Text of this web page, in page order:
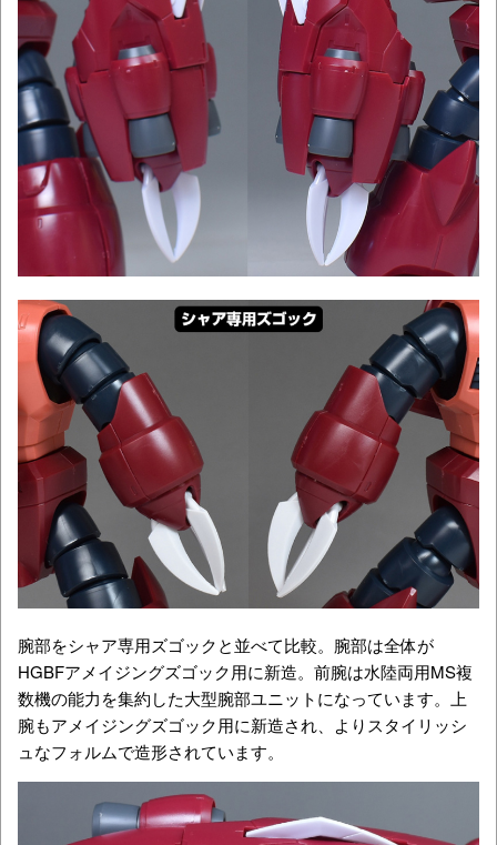
腕部をシャア専用ズゴックと並べて比較。 腕部は全体が
HGBFアメイジングズゴック用に新造。前腕は水陸両用MS複
数機の能力を集約した大型腕部ユニットになっています。上
腕もアメイジングズゴック用に新造され、よりスタイリッシ
ュなフォルムで造形されています。